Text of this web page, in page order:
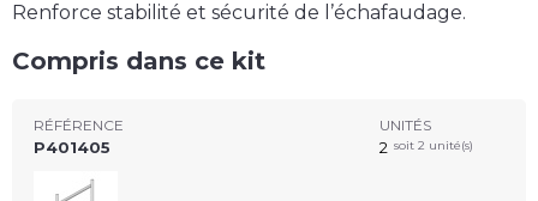
Renforce stabilité et sécurité de l’échafaudage.
Compris dans ce kit
RÉFÉRENCE
P401405
UNITÉS
2 soit 2 unité(s)